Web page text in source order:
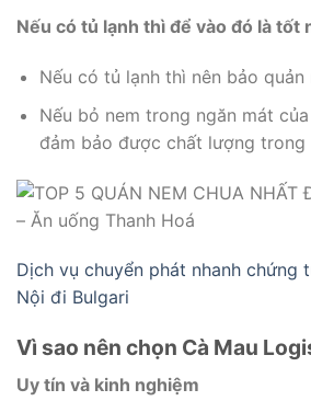
Nếu có tủ lạnh thì để vào đó là tốt
Nếu có tủ lạnh thì nên bảo quản
Nếu bỏ nem trong ngăn mát
đảm bảo được chất lượng trong
Dịch vụ chuyển phát nhanh chứng
Nội đi Bulgari
Vì sao nên chọn Cà Mau
Uy tín và kinh nghiệm